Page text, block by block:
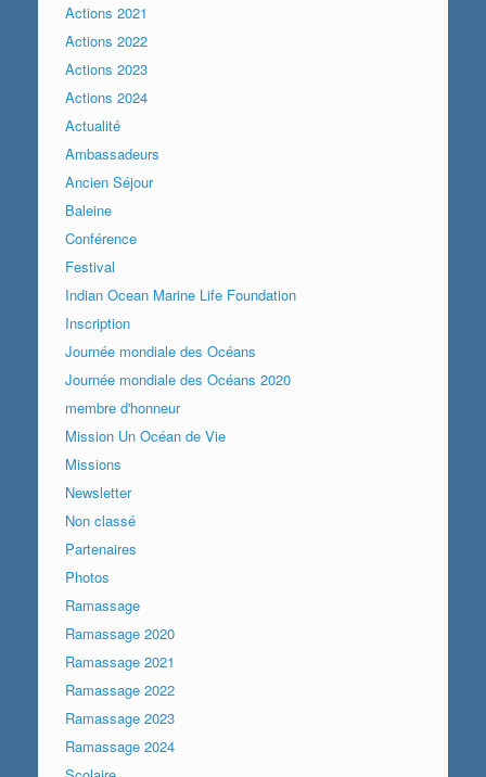
Actions 2021
Actions 2022
Actions 2023
Actions 2024
Actualité
Ambassadeurs
Ancien Séjour
Baleine
Conférence
Festival
Indian Ocean Marine Life Foundation
Inscription
Journée mondiale des Océans
Journée mondiale des Océans 2020
membre d'honneur
Mission Un Océan de Vie
Missions
Newsletter
Non classé
Partenaires
Photos
Ramassage
Ramassage 2020
Ramassage 2021
Ramassage 2022
Ramassage 2023
Ramassage 2024